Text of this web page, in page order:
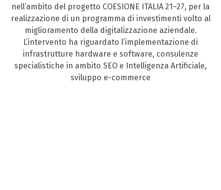
nell’ambito del progetto COESIONE ITALIA 21–27, per la
realizzazione di un programma di investimenti volto al
miglioramento della digitalizzazione aziendale.
L’intervento ha riguardato l’implementazione di
infrastrutture hardware e software, consulenze
specialistiche in ambito SEO e Intelligenza Artificiale,
sviluppo e-commerce